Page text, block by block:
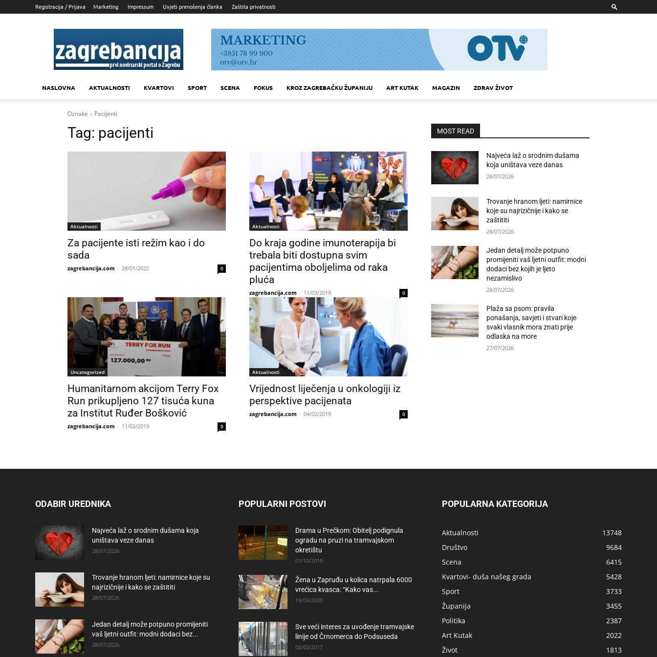
Registracija / Prijava Marketing Impressum Uvjeti prenošenja članka Zaštita privatnosti
Zagrebancija
NASLOVNA AKTUALNOSTI KVARTOVI SPORT SCENA FOKUS KROZ ZAGREBAČKU ŽUPANIJU ART KUTAK MAGAZIN ZDRAV ŽIVOT
Oznake Pacijenti
Tag: pacijenti
Aktualnosti
Za pacijente isti režim kao i do
sada
zagrebancija.com - 28/01/2022 0
Aktualnosti
Do kraja godine imunoterapija bi
trebala biti dostupna svim
pacijentima oboljelima od raka
pluća
zagrebancija.com - 11/03/2019 0
Uncategorized
Humanitarnom akcijom Terry Fox
Run prikupljeno 127 tisuća kuna
za Institut Ruđer Bošković
zagrebancija.com - 11/02/2019 0
Aktualnosti
Vrijednost liječenja u onkologiji iz
perspektive pacijenata
zagrebancija.com - 04/02/2019 0
MOST READ
Najveća laž o srodnim dušama
koja uništava veze danas
28/07/2026
Trovanje hranom ljeti: namirnice
koje su najrizičnije i kako se
zaštititi
28/07/2026
Jedan detalj može potpuno
promijeniti vaš ljetni outfit: modni
dodaci bez kojih je ljeto
nezamislivo
28/07/2026
Plaža sa psom: pravila
ponašanja, savjeti i stvari koje
svaki vlasnik mora znati prije
odlaska na more
27/07/2026
ODABIR UREDNIKA
Najveća laž o srodnim dušama koja
uništava veze danas
28/07/2026
Trovanje hranom ljeti: namirnice koje su
najrizičnije i kako se zaštititi
28/07/2026
Jedan detalj može potpuno promijeniti
vaš ljetni outfit: modni dodaci bez...
28/07/2026
POPULARNI POSTOVI
Drama u Prečkom: Obitelj podignula
ogradu na pruzi na tramvajskom
okretištu
01/10/2019
Žena u Zapruđu u kolica natrpala 6000
vrećica kvasca: “Kako vas...
19/03/2020
Sve veći interes za uvođenje tramvajske
linije od Črnomerca do Podsuseda
02/02/2017
POPULARNA KATEGORIJA
Aktualnosti
13748
Društvo
9684
Scena
6415
Kvartovi- duša našeg grada
5428
Sport
3733
Županija
3455
Politika
2387
Art Kutak
2022
Život
1813